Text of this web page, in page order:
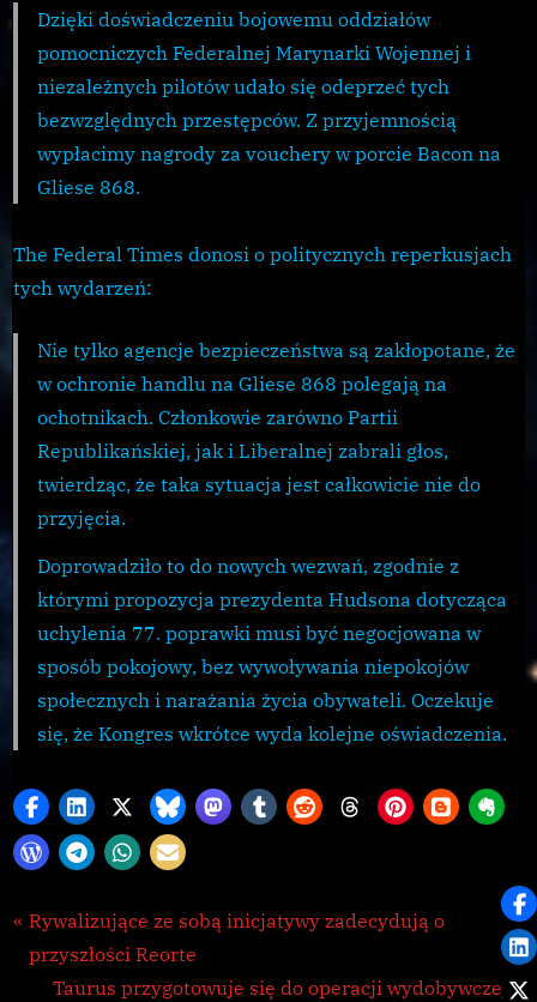
Dzięki doświadczeniu bojowemu oddziałów
pomocniczych Federalnej Marynarki Wojennej i
niezależnych pilotów udało się odeprzeć tych
bezwzględnych przestępców. Z przyjemnością
wypłacimy nagrody za vouchery w porcie Bacon na
Gliese 868.
The Federal Times donosi o politycznych reperkusjach
tych wydarzeń:
Nie tylko agencje bezpieczeństwa są zakłopotane, że
w ochronie handlu na Gliese 868 polegają na
ochotnikach. Członkowie zarówno Partii
Republikańskiej, jak i Liberalnej zabrali głos,
twierdząc, że taka sytuacja jest całkowicie nie do
przyjęcia.
Doprowadziło to do nowych wezwań, zgodnie z
którymi propozycja prezydenta Hudsona dotycząca
uchylenia 77. poprawki musi być negocjowana w
sposób pokojowy, bez wywoływania niepokojów
społecznych i narażania życia obywateli. Oczekuje
się, że Kongres wkrótce wyda kolejne oświadczenia.
CG
Galnet
Nawigacja
wpisu
P
r
Rywalizujące ze sobą inicjatywy zadecydują o
przyszłości Reorte
N
Taurus przygotowuje się do operacji wydobywczej